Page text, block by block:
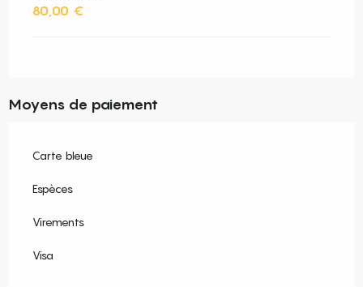
80,00 €
Moyens de paiement
Carte bleue
Espèces
Virements
Visa